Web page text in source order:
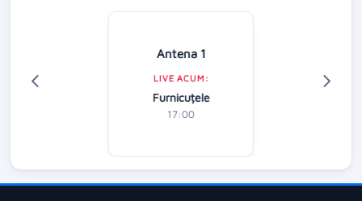
Antena 1
LIVE ACUM:
Furnicuțele
17:00